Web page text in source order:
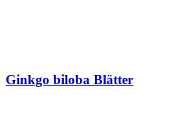
Ginkgo biloba Blätter